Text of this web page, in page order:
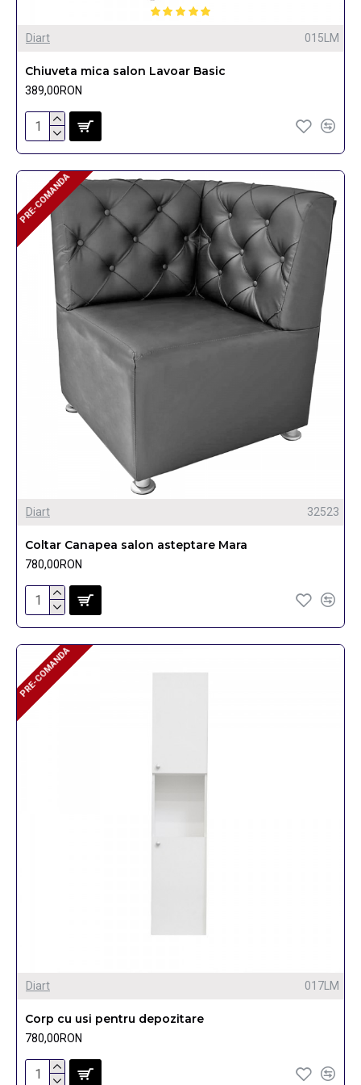
Diart 015LM
Chiuveta mica salon Lavoar Basic
389,00RON
PRE-COMANDA
PRE-COMANDA
Diart 32523
Coltar Canapea salon asteptare Mara
780,00RON
PRE-COMANDA
PRE-COMANDA
Diart 017LM
Corp cu usi pentru depozitare
780,00RON